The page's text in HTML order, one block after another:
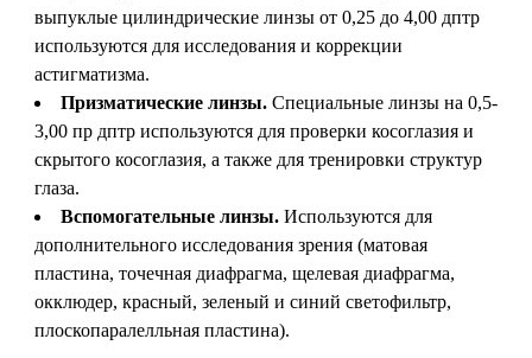
выпуклые цилиндрические линзы от 0,25 до 4,00 дптр
используются для исследования и коррекции
астигматизма.
Призматические линзы. Специальные линзы на 0,5-
3,00 пр дптр используются для проверки косоглазия и
скрытого косоглазия, а также для тренировки структур
глаза.
Вспомогательные линзы.Используются для
дополнительного исследования зрения (матовая
пластина, точечная диафрагма, щелевая диафрагма,
окклюдер, красный, зеленый и синий светофильтр,
плоскопаралелльная пластина).